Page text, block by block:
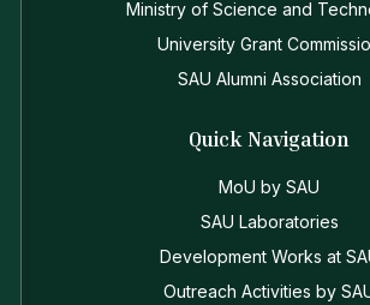
Ministry of Science and
University Grant
SAU Alumni Association
Quick Navigation
MoU by SAU
SAU Laboratories
Development Works at
Outreach Activities by